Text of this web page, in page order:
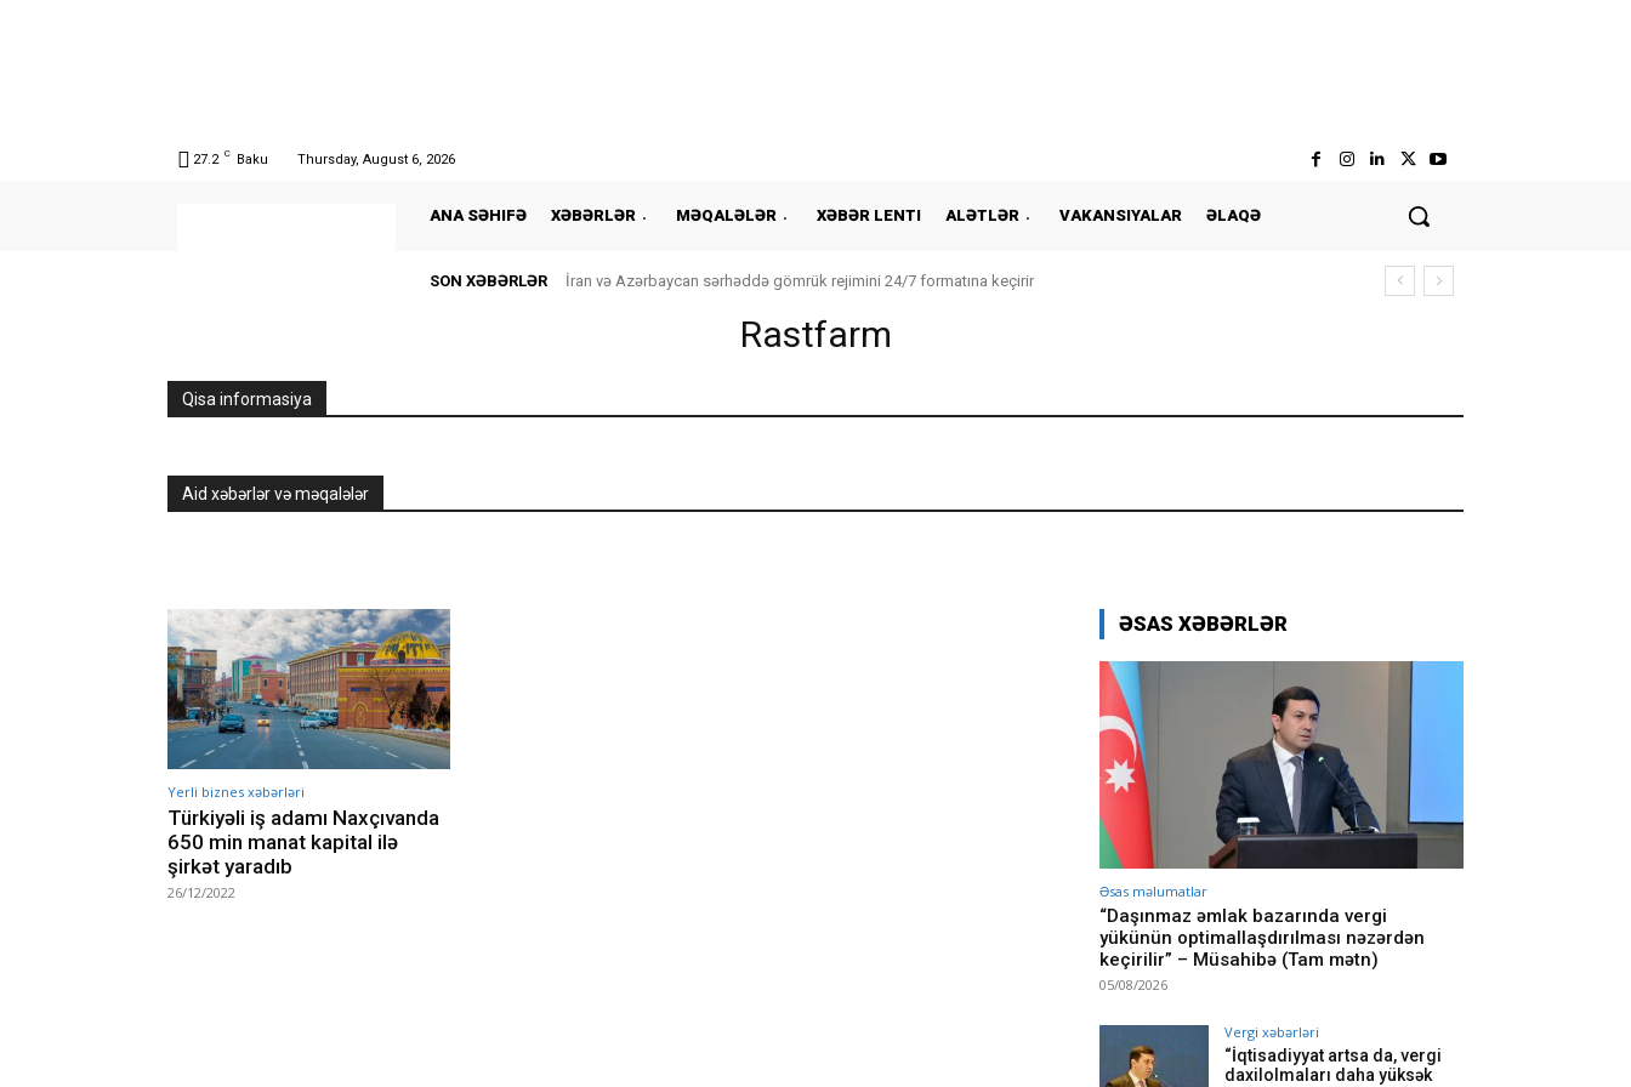
27.2 C Baku Thursday, August 6, 2026
ANA SƏHIFƏ XƏBƏRLƏR MƏQALƏLƏR XƏBƏR LENTI ALƏTLƏR VAKANSIYALAR ƏLAQƏ
SON XƏBƏRLƏR İran və Azərbaycan sərhəddə gömrük rejimini 24/7 formatına keçirir
Rastfarm
Qisa informasiya
Aid xəbərlər və məqalələr
Yerli biznes xəbərləri
Türkiyəli iş adamı Naxçıvanda
650 min manat kapital ilə
şirkət yaradıb
26/12/2022
ƏSAS XƏBƏRLƏR
Əsas məlumatlar
“Daşınmaz əmlak bazarında vergi
yükünün optimallaşdırılması nəzərdən
keçirilir” – Müsahibə (Tam mətn)
05/08/2026
Vergi xəbərləri
“İqtisadiyyat artsa da, vergi
daxilolmaları daha yüksək